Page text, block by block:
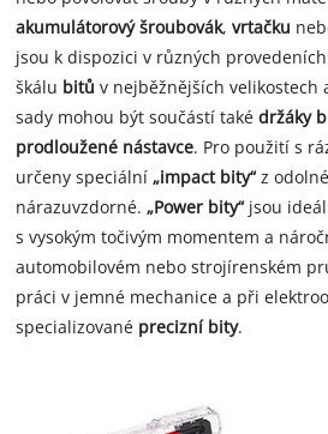
akumulátorový šroubovák,vrtačku
jsou k dispozici v různých
škálu bitů v nejběžnějších velikostech
sady mohou být součástí takédržáky
prodloužené nástavce. Pro použití s
určeny speciální„impact bity“z
nárazuvzdorné.„Power bity“jsou
s vysokým točivým momentem a
automobilovém nebo strojírenském
práci v jemné mechanice a při
specializované precizní bity.